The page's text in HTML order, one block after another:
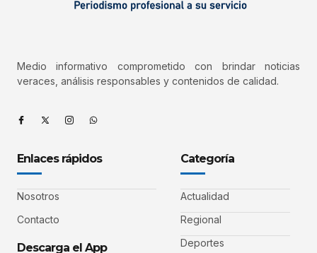
Medio informativo comprometido con brindar noticias
veraces, análisis responsables y contenidos de calidad.
Enlaces rápidos
Nosotros
Contacto
Descarga el App
Categoría
Actualidad
Regional
Deportes